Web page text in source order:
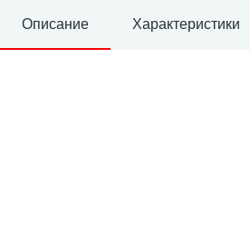
Описание Характеристики